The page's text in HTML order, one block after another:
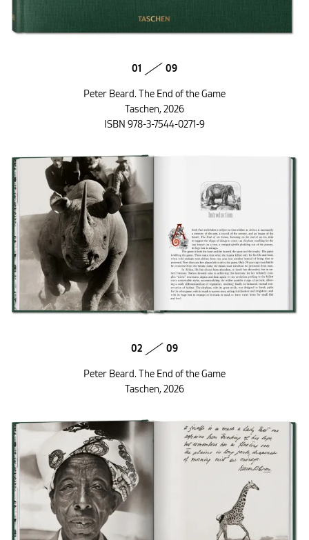
01 09
Peter Beard. The End of the Game
Taschen, 2026
ISBN 978-3-7544-0271-9
02 09
Peter Beard. The End of the Game
Taschen, 2026